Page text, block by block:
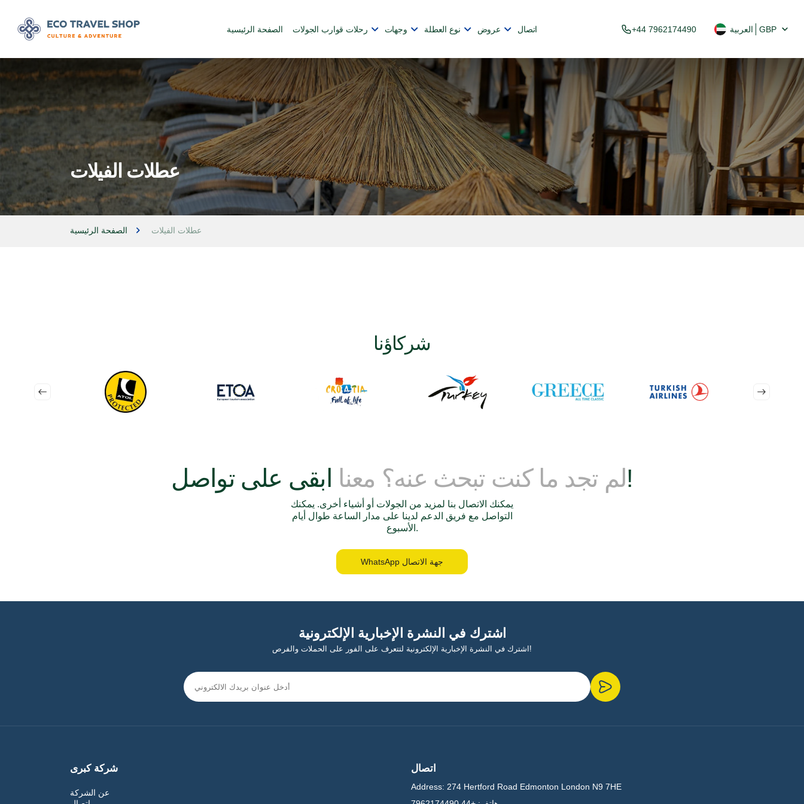
الصفحة الرئيسية رحلات قوارب الجولات وجهات نوع العطلة عروض اتصال +44 7962174490 العربية GBP
عطلات الفيلات
الصفحة الرئيسية عطلات الفيلات
شركاؤنا
لم تجد ما كنت تبحث عنه؟ معناابقى على تواصل!
يمكنك الاتصال بنا لمزيد من الجولات أو أشياء أخرى. يمكنك
التواصل مع فريق الدعم لدينا على مدار الساعة طوال أيام
الأسبوع.
WhatsApp جهة الاتصال
اشترك في النشرة الإخبارية الإلكترونية
اشترك في النشرة الإخبارية الإلكترونية لتتعرف على الفور على الحملات والفرص!
شركة كبرى
عن الشركة
اتصال
Address: 274 Hertford Road Edmonton London N9 7HE